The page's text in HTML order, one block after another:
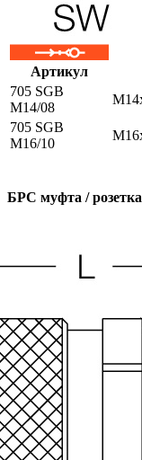
Артикул
705 SGB
M14/08
705 SGB
M16/10
БРС муфта /